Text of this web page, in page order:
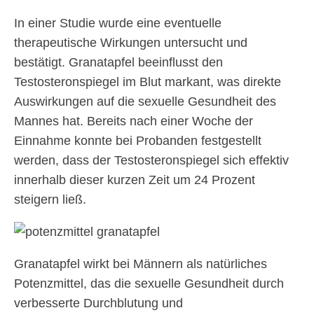
In einer Studie wurde eine eventuelle
therapeutische Wirkungen untersucht und
bestätigt. Granatapfel beeinflusst den
Testosteronspiegel im Blut markant, was direkte
Auswirkungen auf die sexuelle Gesundheit des
Mannes hat. Bereits nach einer Woche der
Einnahme konnte bei Probanden festgestellt
werden, dass der Testosteronspiegel sich effektiv
innerhalb dieser kurzen Zeit um 24 Prozent
steigern ließ.
Granatapfel wirkt bei Männern als natürliches
Potenzmittel, das die sexuelle Gesundheit durch
verbesserte Durchblutung und